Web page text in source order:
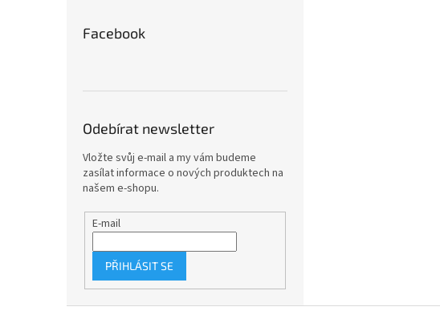
Facebook
Odebírat newsletter
Vložte svůj e-mail a my vám budeme
zasílat informace o nových produktech na
našem e-shopu.
E-mail
PŘIHLÁSIT SE